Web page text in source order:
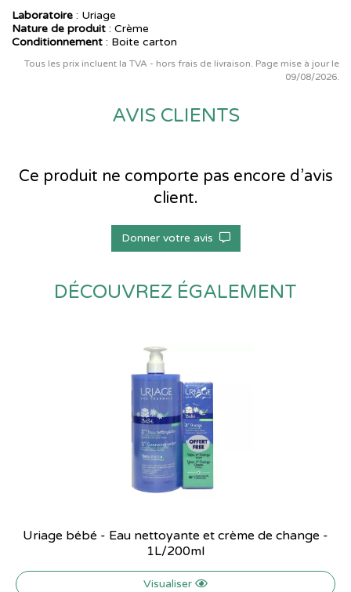
Laboratoire : Uriage
Nature de produit : Crème
Conditionnement : Boite carton
Tous les prix incluent la TVA - hors frais de livraison. Page mise à jour le
09/08/2026.
AVIS CLIENTS
Ce produit ne comporte pas encore d’avis
client.
Donner votre avis
DÉCOUVREZ ÉGALEMENT
Uriage bébé - Eau nettoyante et crème de change -
1L/200ml
Visualiser